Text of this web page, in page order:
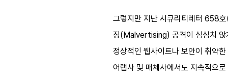
그렇지만 지난 시큐리티레터 658
징(Malvertising) 공격이 심심치 않
정상적인 웹사이트나 보안이 취약
어랩사 및 매체사에서도 지속적으